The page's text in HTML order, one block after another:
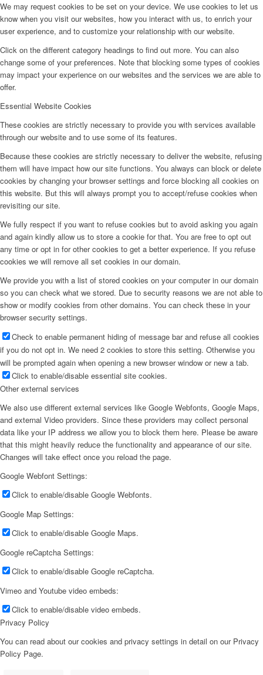
We may request cookies to be set on your device. We use cookies to let us
know when you visit our websites, how you interact with us, to enrich your
user experience, and to customize your relationship with our website.
Click on the different category headings to find out more. You can also
change some of your preferences. Note that blocking some types of cookies
may impact your experience on our websites and the services we are able to
offer.
Essential Website Cookies
These cookies are strictly necessary to provide you with services available
through our website and to use some of its features.
Because these cookies are strictly necessary to deliver the website, refusing
them will have impact how our site functions. You always can block or delete
cookies by changing your browser settings and force blocking all cookies on
this website. But this will always prompt you to accept/refuse cookies when
revisiting our site.
We fully respect if you want to refuse cookies but to avoid asking you again
and again kindly allow us to store a cookie for that. You are free to opt out
any time or opt in for other cookies to get a better experience. If you refuse
cookies we will remove all set cookies in our domain.
We provide you with a list of stored cookies on your computer in our domain
so you can check what we stored. Due to security reasons we are not able to
show or modify cookies from other domains. You can check these in your
browser security settings.
Check to enable permanent hiding of message bar and refuse all cookies
if you do not opt in. We need 2 cookies to store this setting. Otherwise you
will be prompted again when opening a new browser window or new a tab.
Click to enable/disable essential site cookies.
Other external services
We also use different external services like Google Webfonts, Google Maps,
and external Video providers. Since these providers may collect personal
data like your IP address we allow you to block them here. Please be aware
that this might heavily reduce the functionality and appearance of our site.
Changes will take effect once you reload the page.
Google Webfont Settings:
Click to enable/disable Google Webfonts.
Google Map Settings:
Click to enable/disable Google Maps.
Google reCaptcha Settings:
Click to enable/disable Google reCaptcha.
Vimeo and Youtube video embeds:
Click to enable/disable video embeds.
Privacy Policy
You can read about our cookies and privacy settings in detail on our Privacy
Policy Page.